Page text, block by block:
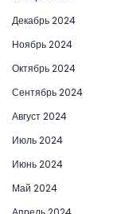
Декабрь 2024
Ноябрь 2024
Октябрь 2024
Сентябрь 2024
Август 2024
Июль 2024
Июнь 2024
Май 2024